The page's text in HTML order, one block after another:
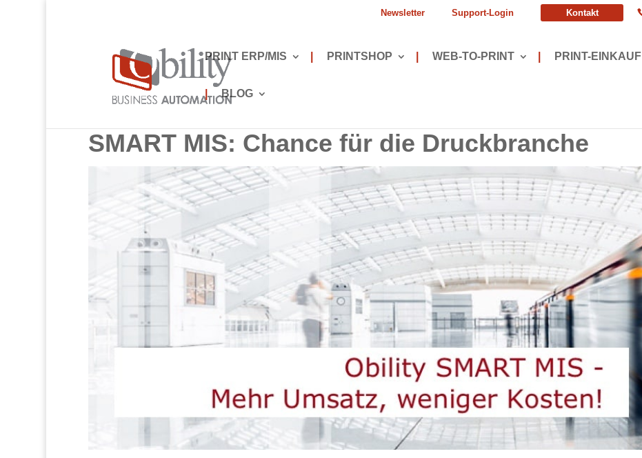
Newsletter Support-Login Kontakt
PRINT ERP/MIS PRINTSHOP WEB-TO-PRINT PRINT-EINKAUF
| BLOG
SMART MIS: Chance für die Druckbranche